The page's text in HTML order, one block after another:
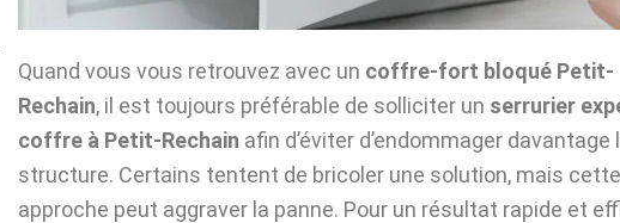
Quand vous vous retrouvez avec un coffre-fort bloqué Petit-
Rechain, il est toujours préférable de solliciter un serrurier
coffre à Petit-Rechain afin d’éviter d’endommager davantage
structure. Certains tentent de bricoler une solution, mais cette
approche peut aggraver la panne. Pour un résultat rapide et